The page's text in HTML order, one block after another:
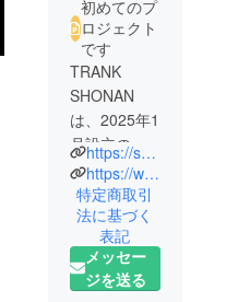
初めてのプ
ロジェクト
です
TRANK
SHONAN
は、2025年1
月設立の湘
南発社会人
フットボー
ルクラブで
す。「アス
リートを拡
張する。」
https://skyu.co.jp/soccer
https://www.instagram.com/trank_shonan/
特定商取引
法に基づく
表記
メッセー
ジを送る